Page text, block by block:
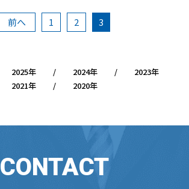
前へ 1 2 3
2025 2024
2023
2021 2020
CONTACT